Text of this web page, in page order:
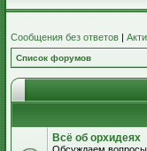
Сообщения без ответов |
Список форумов
Всё об орхидеях